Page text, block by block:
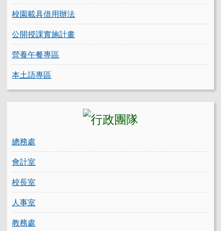
校園載具借用辦法
公開授課實施計畫
營養午餐專區
本土語專區
總務處
會計室
校長室
人事室
教務處